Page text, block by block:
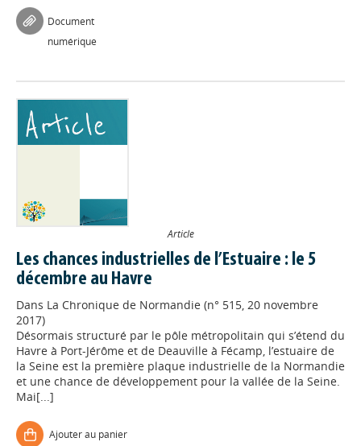
Document
numérique
Article
Les chances industrielles de l’Estuaire : le 5
décembre au Havre
Dans La Chronique de Normandie (n° 515, 20 novembre
2017)
Désormais structuré par le pôle métropolitain qui s’étend du
Havre à Port-Jérôme et de Deauville à Fécamp, l’estuaire de
la Seine est la première plaque industrielle de la Normandie
et une chance de développement pour la vallée de la Seine.
Mai[...]
Ajouter au panier